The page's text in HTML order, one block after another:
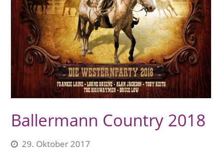
Ballermann Country 2018
29. Oktober 2017